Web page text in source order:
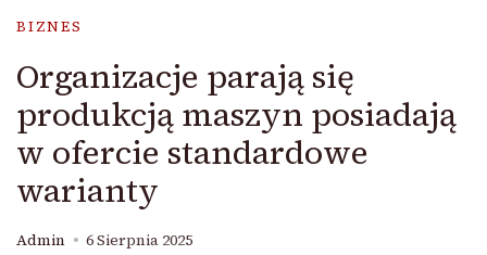
BIZNES
Organizacje parają się
produkcją maszyn posiadają
w ofercie standardowe
warianty
Admin 6 Sierpnia 2025